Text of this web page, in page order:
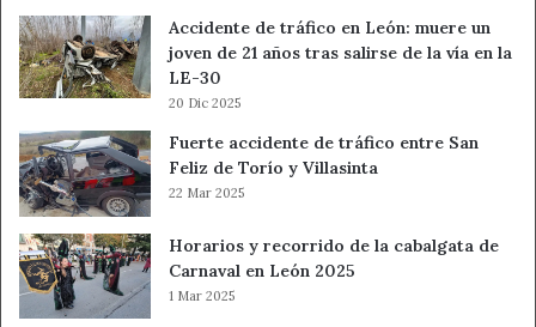
Accidente de tráfico en León: muere un
joven de 21 años tras salirse de la vía en la
LE-30
20 Dic 2025
Fuerte accidente de tráfico entre San
Feliz de Torío y Villasinta
22 Mar 2025
Horarios y recorrido de la cabalgata de
Carnaval en León 2025
1 Mar 2025